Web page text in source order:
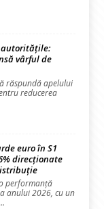
autoritățile:
vârful de
răspundă apelului
reducerea
euro în S1
direcționate
performanță
anului 2026, cu un